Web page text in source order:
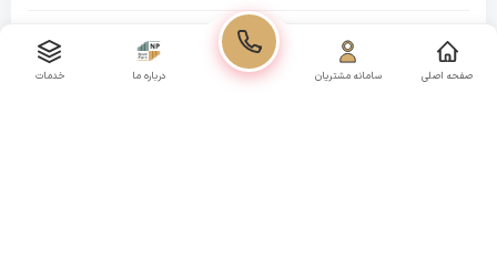
صفحه اصلی سامانه مشتریان درباره ما خدمات
پروفیل فولاد